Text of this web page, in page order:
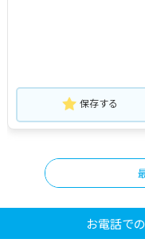
保存する
お電話で